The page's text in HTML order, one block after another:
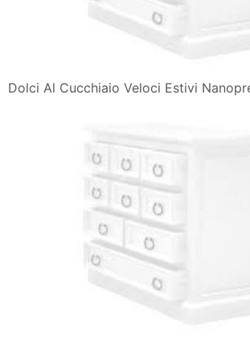
Dolci Al Cucchiaio Veloci Estivi